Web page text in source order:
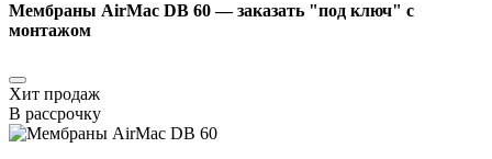
Мембраны AirMac DB 60 ― заказать "под ключ" с
монтажом
Хит продаж
В рассрочку